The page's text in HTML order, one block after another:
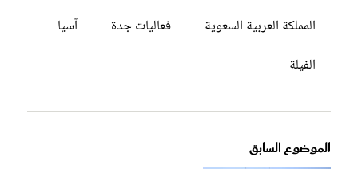
المملكة العربية السعوية
فعاليات جدة
آسيا
الفيلة
الموضوع السابق